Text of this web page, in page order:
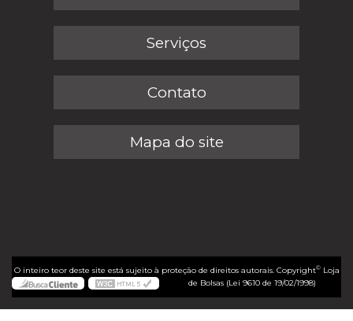
Serviços
Contato
Mapa do site
O inteiro teor deste site está sujeito à proteção de direitos autorais. Copyright©Loja
de Bolsas (Lei 9610 de 19/02/1998)